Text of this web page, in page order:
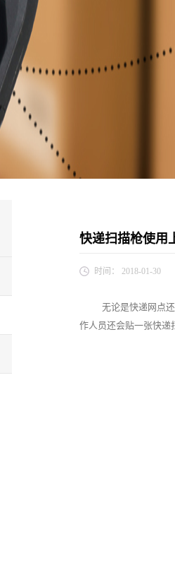
快递扫描枪使用
时间： 2018-01-30
无论是快递网点
作人员还会贴一张快递